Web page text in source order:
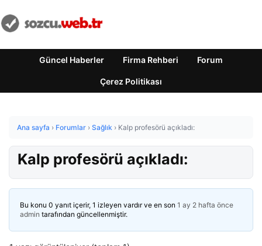
Güncel Haberler Firma Rehberi Forum
Çerez Politikası
Ana sayfa › Forumlar › Sağlık › Kalp profesörü açıkladı:
Kalp profesörü açıkladı:
Bu konu 0 yanıt içerir, 1 izleyen vardır ve en son 1 ay 2 hafta önce
admin tarafından güncellenmiştir.